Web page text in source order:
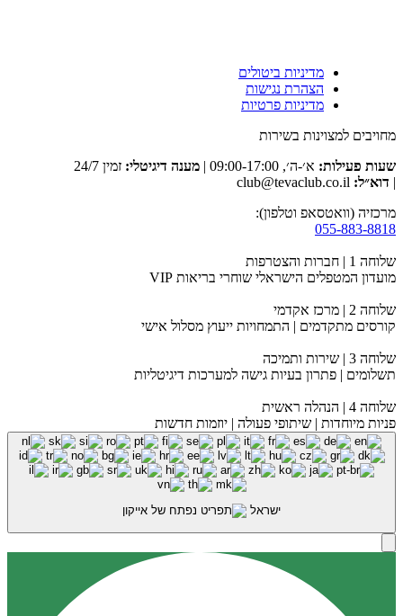
מדיניות ביטולים
הצהרת נגישות
מדיניות פרטיות
מחויבים למצוינות בשירות
שעות פעילות: א׳-ה׳, 09:00-17:00 | מענה דיגיטלי:
זמין 24/7
| דוא״ל:
מרכזיה (וואטסאפ וטלפון):
055-883-8818
שלוחה 1 | חברות והצטרפות
מועדון המטפלים הישראלי שוחרי בריאות VIP
שלוחה 2 | מרכז אקדמי
קורסים מתקדמים | התמחויות ייעוץ מסלול אישי
שלוחה 3 | שירות ותמיכה
תשלומים | פתרון בעיות גישה למערכות דיגיטליות
שלוחה 4 | הנהלה ראשית
פניות מיוחדות | שיתופי פעולה | יוזמות חדשות
ישראל